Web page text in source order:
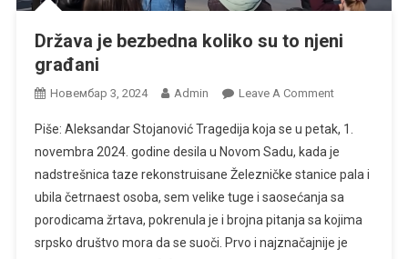
Država je bezbedna koliko su to njeni
građani
Новембар 3, 2024 Admin Leave A CommentOn
Je
Bezbedna
Koliko
Su
To
Njeni
Piše: Aleksandar Stojanović Tragedija koja se u petak, 1.
novembra 2024. godine desila u Novom Sadu, kada je
nadstrešnica taze rekonstruisane Železničke stanice pala i
ubila četrnaest osoba, sem velike tuge i saosećanja sa
porodicama žrtava, pokrenula je i brojna pitanja sa kojima
srpsko društvo mora da se suoči. Prvo i najznačajnije je